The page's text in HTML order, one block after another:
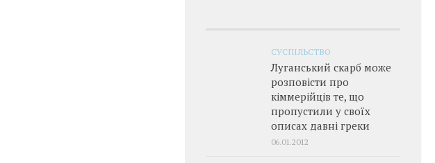
СУСПІЛЬСТВО
Луганський скарб може
розповісти про
кіммерійців те, що
пропустили у своїх
описах давні греки
06.01.2012